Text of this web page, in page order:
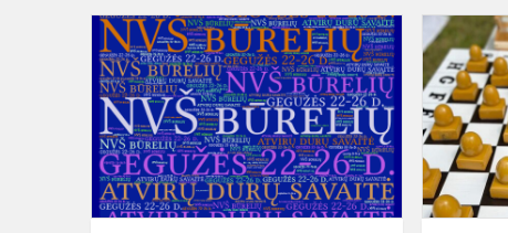
būrelių
atvirų
durų
savaitė